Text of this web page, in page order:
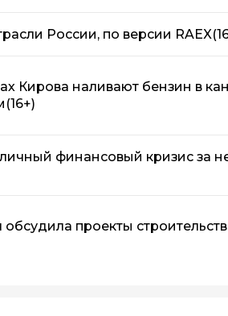
России, по версии RAEX
Кирова наливают бензин в
(16+)
финансовый кризис за
проекты